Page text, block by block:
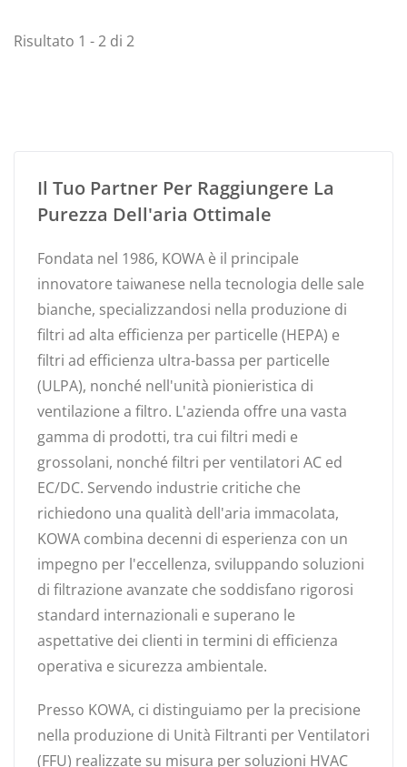
Risultato 1 - 2 di 2
Il Tuo Partner Per Raggiungere La
Purezza Dell'aria Ottimale
Fondata nel 1986, KOWA è il principale
innovatore taiwanese nella tecnologia delle sale
bianche, specializzandosi nella produzione di
filtri ad alta efficienza per particelle (HEPA) e
filtri ad efficienza ultra-bassa per particelle
(ULPA), nonché nell'unità pionieristica di
ventilazione a filtro. L'azienda offre una vasta
gamma di prodotti, tra cui filtri medi e
grossolani, nonché filtri per ventilatori AC ed
EC/DC. Servendo industrie critiche che
richiedono una qualità dell'aria immacolata,
KOWA combina decenni di esperienza con un
impegno per l'eccellenza, sviluppando soluzioni
di filtrazione avanzate che soddisfano rigorosi
standard internazionali e superano le
aspettative dei clienti in termini di efficienza
operativa e sicurezza ambientale.
Presso KOWA, ci distinguiamo per la precisione
nella produzione di Unità Filtranti per Ventilatori
(FFU) realizzate su misura per soluzioni HVAC